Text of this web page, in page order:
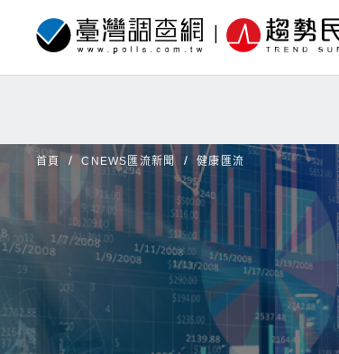
首頁 CNEWS匯流新聞 健康匯流